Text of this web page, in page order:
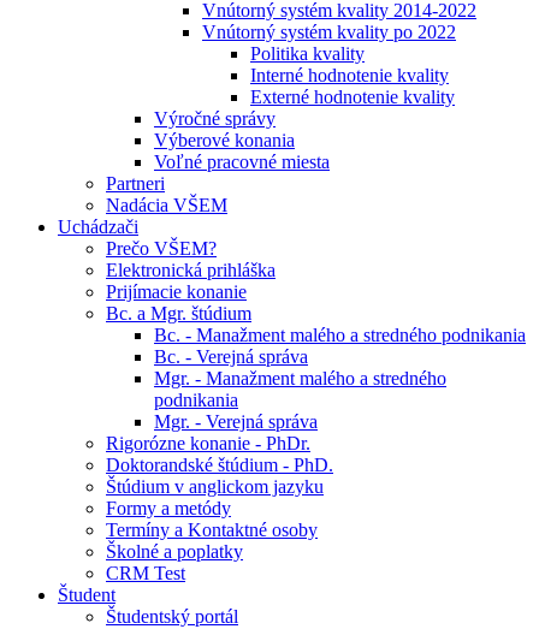
Vnútorný systém kvality 2014-2022
Vnútorný systém kvality po 2022
Politika kvality
Interné hodnotenie kvality
Externé hodnotenie kvality
Výročné správy
Výberové konania
Voľné pracovné miesta
Partneri
Nadácia VŠEM
Uchádzači
Prečo VŠEM?
Elektronická prihláška
Prijímacie konanie
Bc. a Mgr. štúdium
Bc. - Manažment malého a stredného podnikania
Bc. - Verejná správa
Mgr. - Manažment malého a stredného
podnikania
Mgr. - Verejná správa
Rigorózne konanie - PhDr.
Doktorandské štúdium - PhD.
Štúdium v anglickom jazyku
Formy a metódy
Termíny a Kontaktné osoby
Školné a poplatky
CRM Test
Študent
Študentský portál